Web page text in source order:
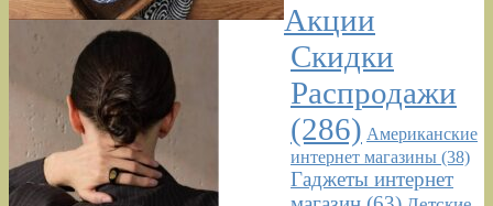
Акции
Скидки
Распродажи
(286) Американские
интернет магазины (38)
Гаджеты интернет